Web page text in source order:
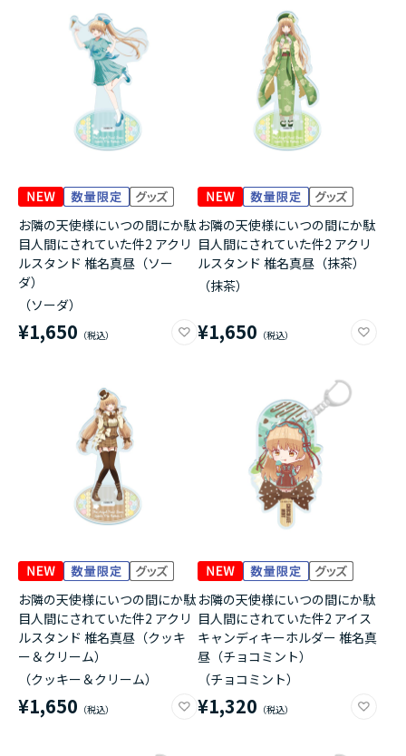
お隣の天使様にいつの間にか駄
目人間にされていた件2 アクリ
ルスタンド 椎名真昼（ソー
ダ）
（ソーダ）
¥1,650
お隣の天使様にいつの間にか駄
目人間にされていた件2 アクリ
ルスタンド 椎名真昼（抹茶）
（抹茶）
¥1,650
お隣の天使様にいつの間にか駄
目人間にされていた件2 アクリ
ルスタンド 椎名真昼（クッキ
ー＆クリーム）
（クッキー＆クリーム）
¥1,650
お隣の天使様にいつの間にか駄
目人間にされていた件2 アイス
キャンディキーホルダー 椎名真
昼（チョコミント）
（チョコミント）
¥1,320